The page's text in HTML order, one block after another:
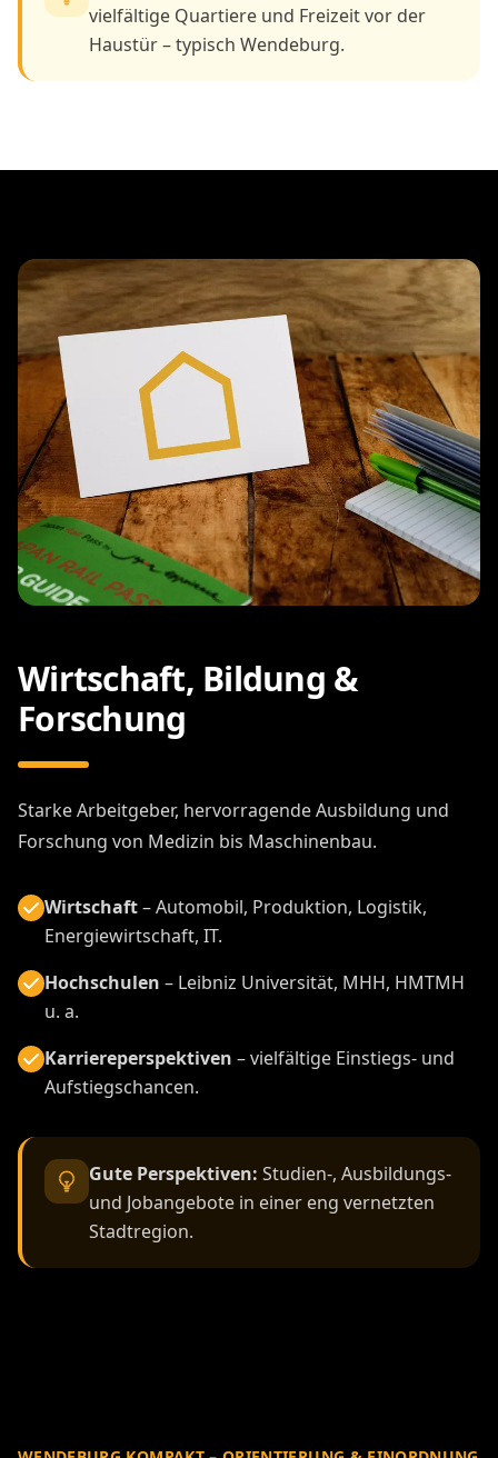
vielfältige Quartiere und Freizeit vor der
Haustür – typisch Wendeburg.
Wirtschaft, Bildung &
Forschung
Starke Arbeitgeber, hervorragende Ausbildung und
Forschung von Medizin bis Maschinenbau.
Wirtschaft– Automobil, Produktion, Logistik,
Energiewirtschaft, IT.
Hochschulen – Leibniz Universität, MHH, HMTMH
u. a.
Karriereperspektiven – vielfältige Einstiegs- und
Aufstiegschancen.
Gute Perspektiven: Studien-, Ausbildungs-
und Jobangebote in einer eng vernetzten
Stadtregion.